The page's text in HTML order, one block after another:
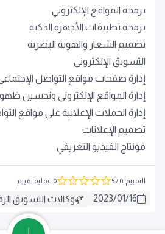
برمجة المواقع الإلكتروني
برمجة تطبيقات الأجهزة الذكية
تصميم الشعار والهوية البصرية
التسويق الإلكتروني
إدارة صفحات مواقع التواصل
إدارة المواقع الإلكتروني وتحسين
إدارة الحملات الإعلانية على مواقع
تصميم الإعلانات
مونتاج الفيديو التعريفي
التقييم:
0
/ 5 0 عملية تقييم
2023/01/16 وكالات التسويق